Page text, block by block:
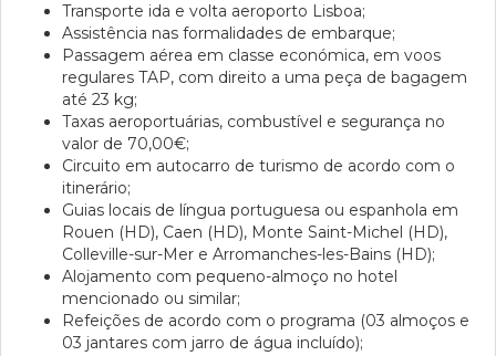
Transporte ida e volta aeroporto Lisboa;
Assistência nas formalidades de embarque;
Passagem aérea em classe económica, em voos
regulares TAP, com direito a uma peça de bagagem
até 23 kg;
Taxas aeroportuárias, combustível e segurança no
valor de 70,00€;
Circuito em autocarro de turismo de acordo com o
itinerário;
Guias locais de língua portuguesa ou espanhola em
Rouen (HD), Caen (HD), Monte Saint-Michel (HD),
Colleville-sur-Mer e Arromanches-les-Bains (HD);
Alojamento com pequeno-almoço no hotel
mencionado ou similar;
Refeições de acordo com o programa (03 almoços e
03 jantares com jarro de água incluído);